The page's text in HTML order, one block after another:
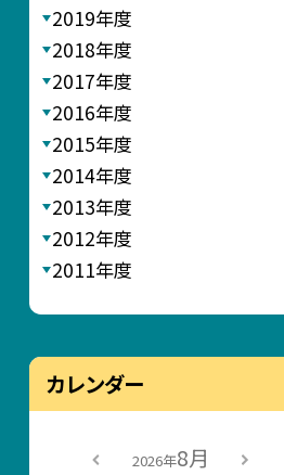
2019年度
2018年度
2017年度
2016年度
2015年度
2014年度
2013年度
2012年度
2011年度
カレンダー
2026年8月